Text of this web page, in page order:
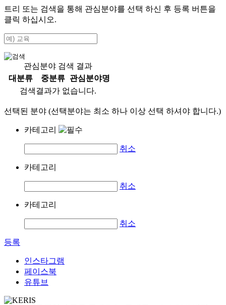
트리 또는 검색을 통해 관심분야를 선택 하신 후 등록 버튼을
클릭 하십시오.
관심분야 검색 결과
대분류
중분류
관심분야명
검색결과가 없습니다.
선택된 분야 (선택분야는 최소 하나 이상 선택 하셔야 합니다.)
카테고리
취소
카테고리
취소
카테고리
취소
등록
인스타그램
페이스북
유튜브